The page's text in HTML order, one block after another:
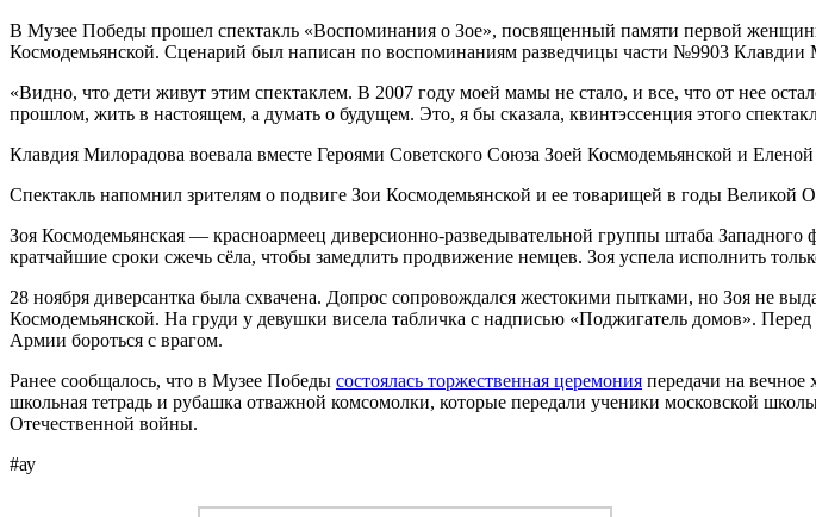
В Музее Победы прошел спектакль «Воспоминания о Зое», посвященный памяти первой
Космодемьянской. Сценарий был написан по воспоминаниям разведчицы части №9903 Клавдии
«Видно, что дети живут этим спектаклем. В 2007 году моей мамы не стало, и все, что от нее
прошлом, жить в настоящем, а думать о будущем. Это, я бы сказала, квинтэссенция этого
Клавдия Милорадова воевала вместе Героями Советского Союза Зоей Космодемьянской и
Спектакль напомнил зрителям о подвиге Зои Космодемьянской и ее товарищей в годы Великой
Зоя Космодемьянская — красноармеец диверсионно-разведывательной группы штаба
кратчайшие сроки сжечь сёла, чтобы замедлить продвижение немцев. Зоя успела исполнить
28 ноября диверсантка была схвачена. Допрос сопровождался жестокими пытками, но Зоя не
Космодемьянской. На груди у девушки висела табличка с надписью «Поджигатель домов».
Армии бороться с врагом.
Ранее сообщалось, что в Музее Победы состоялась торжественная церемония передачи на
школьная тетрадь и рубашка отважной комсомолки, которые передали ученики московской
Отечественной войны.
#ау